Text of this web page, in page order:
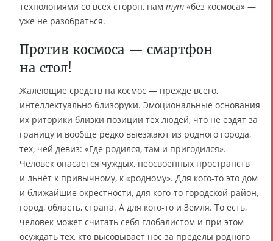
технологиями со всех сторон, нам тут «без космоса» —
уже не разобраться.
Против космоса — смартфон
на стол!
Жалеющие средств на космос — прежде всего,
интеллектуально близоруки. Эмоциональные основания
их риторики близки позиции тех людей, что не ездят за
границу и вообще редко выезжают из родного города,
тех, чей девиз: «Где родился, там и пригодился».
Человек опасается чуждых, неосвоенных пространств
и льнёт к привычному, к «родному». Для кого-то это дом
и ближайшие окрестности, для кого-то городской район,
город, область, страна. А для кого-то и Земля. То есть,
человек может считать себя глобалистом и при этом
осуждать тех, кто высовывает нос за пределы родного